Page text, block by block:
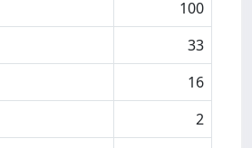
100
33
16
2